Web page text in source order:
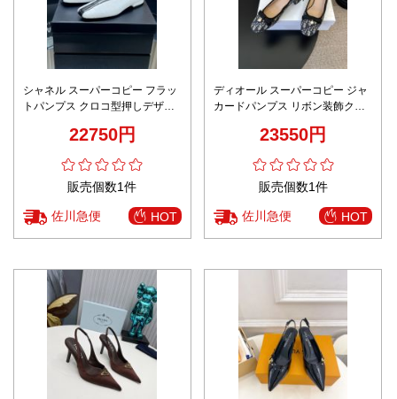
シャネル スーパーコピー フラッ
トパンプス クロコ型押しデザイ
22750円
販売個数1件
佐川急便 HOT
ディオール スーパーコピー ジャ
カードパンプス リボン装飾クラ
23550円
販売個数1件
佐川急便 HOT